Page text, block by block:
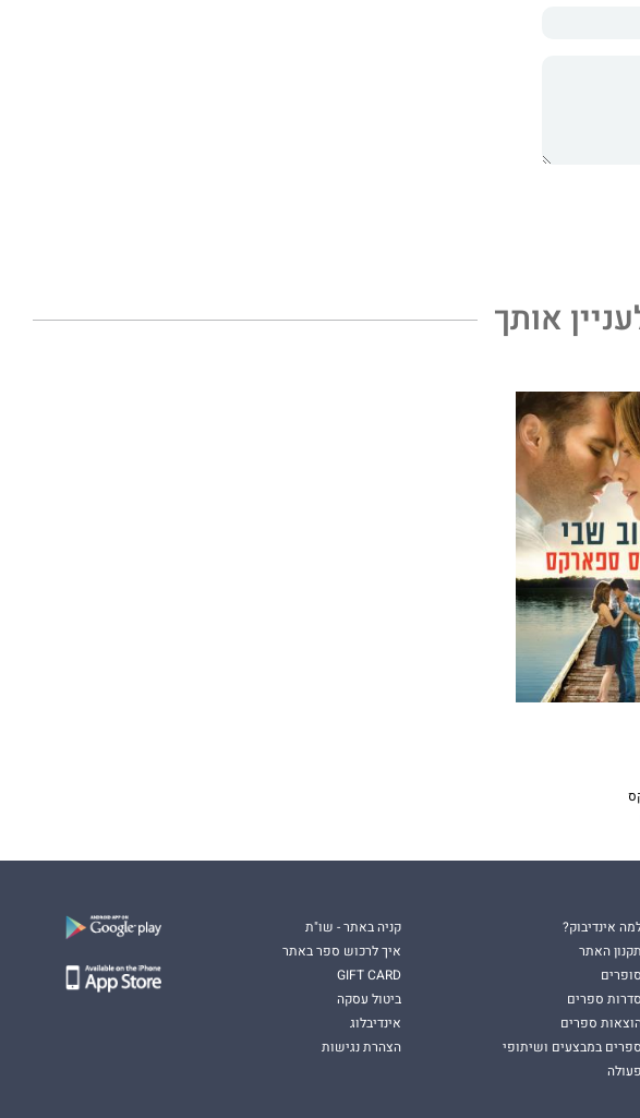
אותך
אינדיבוק?
תקנון האתר
סופרים
סדרות ספרים
ספרים
ספרים במבצעים ושיתופי
פעולה
קניה באתר - שו"ת
איך לרכוש ספר באתר
GIFT CARD
ביטול עסקה
אינדיבלוג
הצהרת נגישות